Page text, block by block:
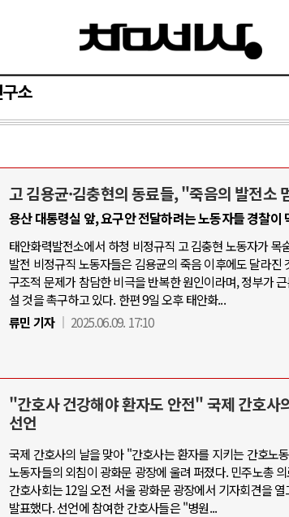
구소
고 김용균·김충현의 동료들, "죽음의 발전소
용산 대통령실 앞, 요구안 전달하려는 노동자들 경찰이
태안화력발전소에서 하청 비정규직 고 김충현 노동자가 목
발전 비정규직 노동자들은 김용균의 죽음 이후에도 달라진
구조적 문제가 참담한 비극을 반복한 원인이라며, 정부가
설 것을 촉구하고 있다. 한편 9일 오후 태안화...
류민 기자
2025.06.09. 17:10
"간호사 건강해야 환자도 안전" 국제 간호사
선언
국제 간호사의 날을 맞아 "간호사는 환자를 지키는 간호노
노동자들의 외침이 광화문 광장에 울려 퍼졌다. 민주노총
간호사회는 12일 오전 서울 광화문 광장에서 기자회견을
발표했다. 선언에 참여한 간호사들은 "병원...
중동 위기
등 격화, 트럼프 정치·경제 ..
협 통행료를 철회한 트럼프
즈 해협 봉쇄 선택한 배경
압박수단 한계 직면
AI
중국 AI, 저가
AI 국부펀드 구
AI 데이터센터
AI의 숨은 환
AI는 어떻게